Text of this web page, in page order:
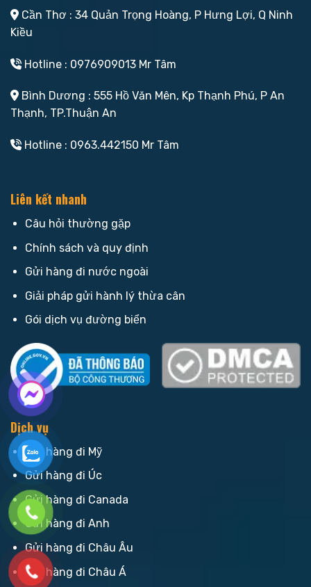
Cần Thơ : 34 Quản Trọng Hoàng, P Hưng Lợi, Q Ninh
Kiều
Hotline : 0976909013 Mr Tâm
Bình Dương : 555 Hồ Văn Mên, Kp Thạnh Phú, P An
Thạnh, TP.Thuận An
Hotline : 0963.442150 Mr Tâm
Liên kết nhanh
Câu hỏi thường gặp
Chính sách và quy định
Gửi hàng đi nước ngoài
Giải pháp gửi hành lý thừa cân
Gói dịch vụ đường biển
Dịch vụ
Gửi hàng đi Mỹ
Gửi hàng đi Úc
Gửi hàng đi Canada
Gửi hàng đi Anh
Gửi hàng đi Châu Âu
Gửi hàng đi Châu Á